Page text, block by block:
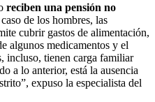
reciben una pensión no
de los hombres, las
cubrir gastos de alimentación,
algunos medicamentos y el
incluso, tienen carga familiar
a lo anterior, está la ausencia
expuso la especialista del